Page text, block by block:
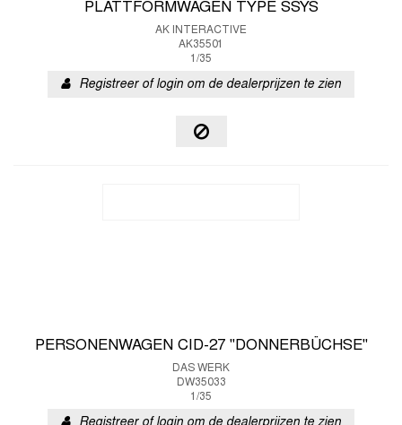
PLATTFORMWAGEN TYPE SSYS
AK INTERACTIVE
AK35501
1/35
Registreer of login om de dealerprijzen te zien
PERSONENWAGEN CID-27 "DONNERBÜCHSE"
DAS WERK
DW35033
1/35